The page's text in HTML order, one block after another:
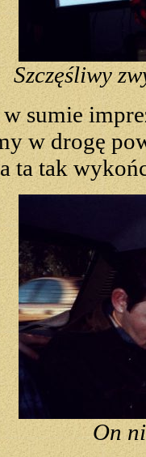
Szczęśliwy
sumie
w drogę
ta tak
On